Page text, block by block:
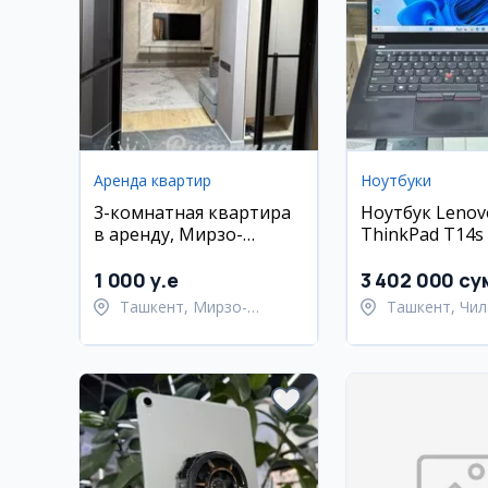
Аренда квартир
3-комнатная квартира
в аренду, Мирзо-
Ташкент
1 000 y.e
Ташкент, Мирзо-
Ноутбуки
Ноутбук
ThinkPad T14s
сенсорный
3 402 000
Ташкент,